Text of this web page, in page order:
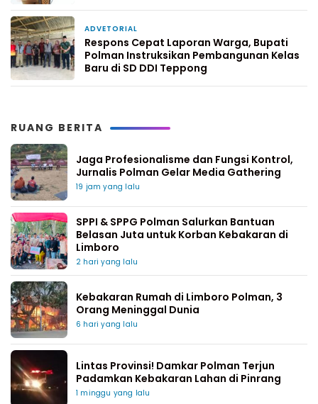
ADVETORIAL
Respons Cepat Laporan Warga, Bupati
Polman Instruksikan Pembangunan Kelas
Baru di SD DDI Teppong
RUANG BERITA
Jaga Profesionalisme dan Fungsi Kontrol,
Jurnalis Polman Gelar Media Gathering
19 jam yang lalu
SPPI & SPPG Polman Salurkan Bantuan
Belasan Juta untuk Korban Kebakaran di
Limboro
2 hari yang lalu
Kebakaran Rumah di Limboro Polman, 3
Orang Meninggal Dunia
6 hari yang lalu
Lintas Provinsi! Damkar Polman Terjun
Padamkan Kebakaran Lahan di Pinrang
1 minggu yang lalu